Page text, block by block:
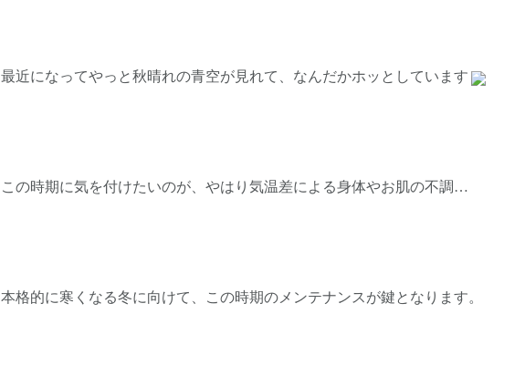
最近になってやっと秋晴れの青空が見れて、なんだかホッとしています
この時期に気を付けたいのが、やはり気温差による身体やお肌の不調…
本格的に寒くなる冬に向けて、この時期のメンテナンスが鍵となります。